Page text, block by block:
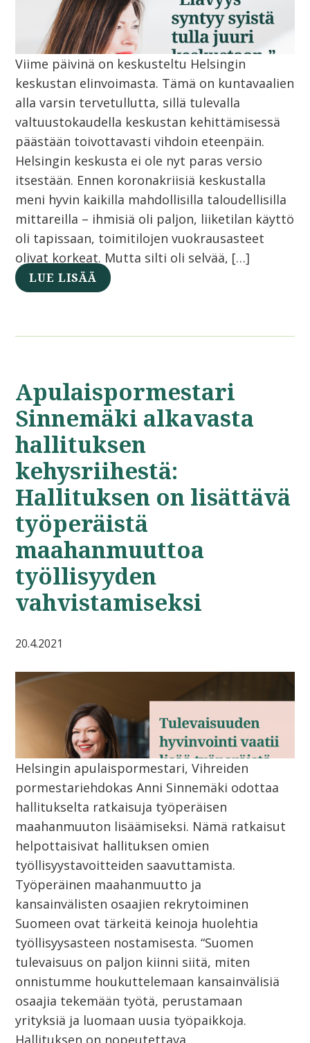
Viime päivinä on keskusteltu Helsingin
keskustan elinvoimasta. Tämä on kuntavaalien
alla varsin tervetullutta, sillä tulevalla
valtuustokaudella keskustan kehittämisessä
päästään toivottavasti vihdoin eteenpäin.
Helsingin keskusta ei ole nyt paras versio
itsestään. Ennen koronakriisiä keskustalla
meni hyvin kaikilla mahdollisilla taloudellisilla
mittareilla – ihmisiä oli paljon, liiketilan käyttö
oli tapissaan, toimitilojen vuokrausasteet
olivat korkeat. Mutta silti oli selvää, […]
LUE LISÄÄ
Apulaispormestari
Sinnemäki alkavasta
hallituksen
kehysriihestä:
Hallituksen on lisättävä
työperäistä
maahanmuuttoa
työllisyyden
vahvistamiseksi
20.4.2021
Helsingin apulaispormestari, Vihreiden
pormestariehdokas Anni Sinnemäki odottaa
hallitukselta ratkaisuja työperäisen
maahanmuuton lisäämiseksi. Nämä ratkaisut
helpottaisivat hallituksen omien
työllisyystavoitteiden saavuttamista.
Työperäinen maahanmuutto ja
kansainvälisten osaajien rekrytoiminen
Suomeen ovat tärkeitä keinoja huolehtia
työllisyysasteen nostamisesta. “Suomen
tulevaisuus on paljon kiinni siitä, miten
onnistumme houkuttelemaan kansainvälisiä
osaajia tekemään työtä, perustamaan
yrityksiä ja luomaan uusia työpaikkoja.
Hallituksen on nopeutettava